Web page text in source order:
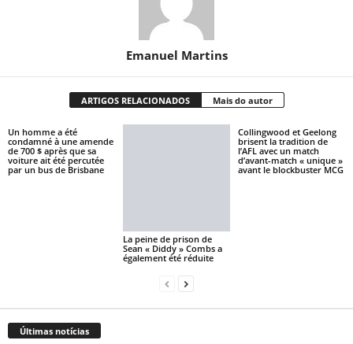
Emanuel Martins
ARTIGOS RELACIONADOS Mais do autor
Un homme a été
condamné à une amende
de 700 $ après que sa
voiture ait été percutée
par un bus de Brisbane
La peine de prison de
Sean « Diddy » Combs a
également été réduite
Collingwood et Geelong
brisent la tradition de
l’AFL avec un match
d’avant-match « unique »
avant le blockbuster MCG
Últimas notícias